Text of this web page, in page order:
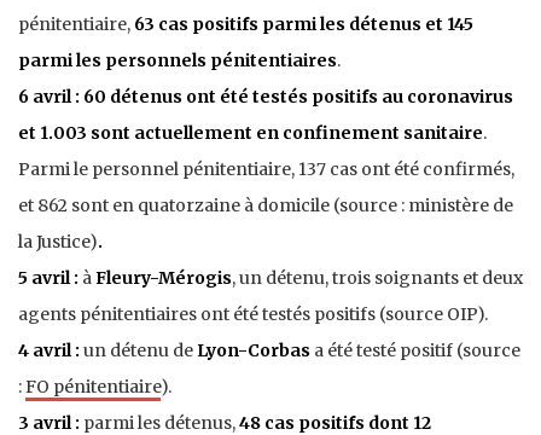
pénitentiaire, 63 cas positifs parmi les détenus et 145
parmi les personnels pénitentiaires.
6 avril : 60 détenus ont été testés positifs au coronavirus
et 1.003 sont actuellement en confinement sanitaire.
Parmi le personnel pénitentiaire, 137 cas ont été confirmés,
et 862 sont en quatorzaine à domicile (source : ministère de
la Justice).
5 avril : à Fleury-Mérogis, un détenu, trois soignants et deux
agents pénitentiaires ont été testés positifs (source OIP).
4 avril : un détenu de Lyon-Corbas a été testé positif (source
:FO pénitentiaire).
3 avril : parmi les détenus,48 cas positifs dont 12